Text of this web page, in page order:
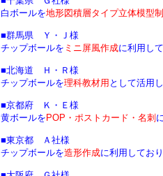
白ボールを地形図積層タイプ立体模型
■群馬県 Ｙ・Ｊ様
チップボールを ミニ屏風作成に利用し
■北海道 Ｈ・Ｒ様
チップボールを理科教材用 として活用
■京都府 Ｋ・Ｅ様
黄ボールを POP・ポストカード・名刺
■東京都 Ａ社様
チップボールを造形作成に利用しており